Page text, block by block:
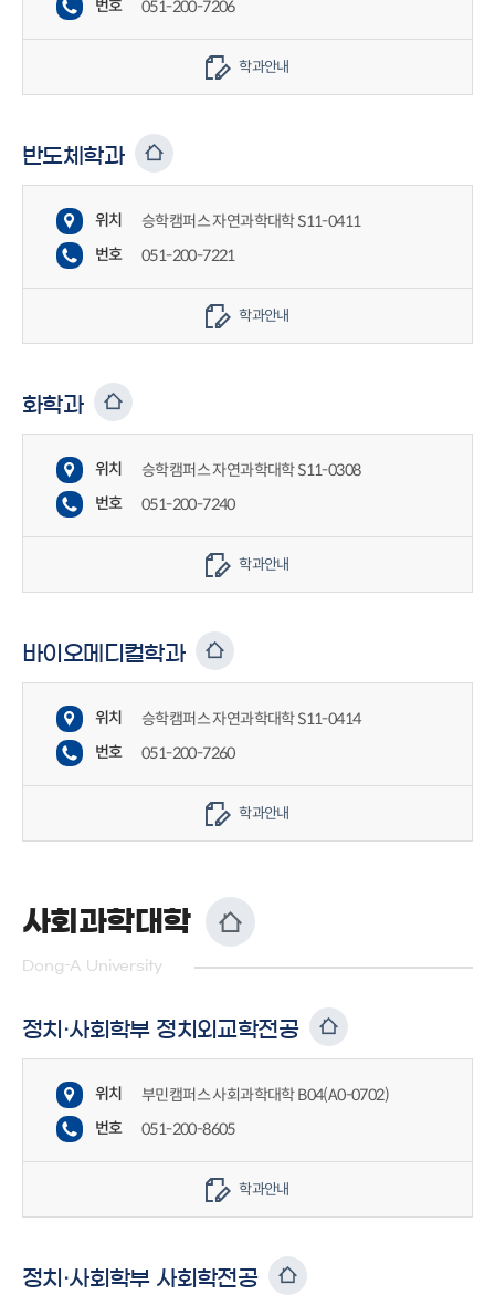
번호 051-200-7206
학과안내
반도체학과
위치
승학캠퍼스 자연과학대학 S11-0411
번호
051-200-7221
학과안내
화학과
위치
승학캠퍼스 자연과학대학 S11-0308
번호
051-200-7240
학과안내
바이오메디컬학과
위치
승학캠퍼스 자연과학대학 S11-0414
번호
051-200-7260
학과안내
사회과학대학
Dong-A University
정치·사회학부 정치외교학전공
위치
부민캠퍼스 사회과학대학 B04(A0-0702)
번호
051-200-8605
학과안내
정치·사회학부 사회학전공